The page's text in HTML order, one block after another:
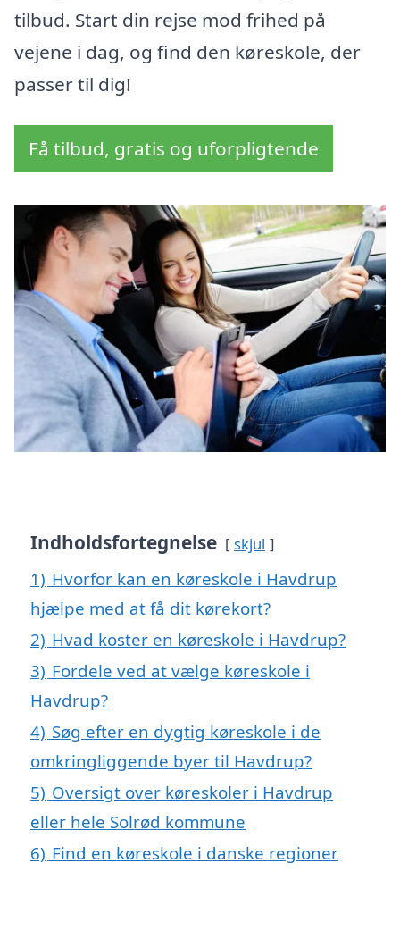
tilbud. Start din rejse mod frihed på
vejene i dag, og find den køreskole, der
passer til dig!
Få tilbud, gratis og uforpligtende
Indholdsfortegnelse skjul
1) Hvorfor kan en køreskole i Havdrup
hjælpe med at få dit kørekort?
2) Hvad koster en køreskole i Havdrup?
3) Fordele ved at vælge køreskole i
Havdrup?
4) Søg efter en dygtig køreskole i de
omkringliggende byer til Havdrup?
5) Oversigt over køreskoler i Havdrup
eller hele Solrød kommune
6) Find en køreskole i danske regioner